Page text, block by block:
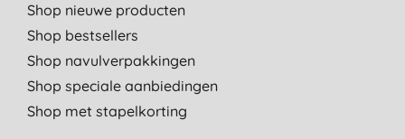
Shop nieuwe producten
Shop bestsellers
Shop navulverpakkingen
Shop speciale aanbiedingen
Shop met stapelkorting